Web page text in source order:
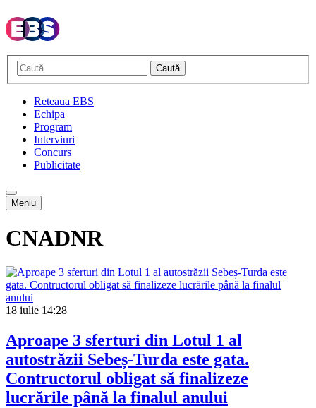
Caută
Reteaua EBS
Echipa
Program
Interviuri
Concurs
Publicitate
Meniu
CNADNR
18 iulie 14:28
Aproape 3 sferturi din Lotul 1 al
autostrăzii Sebeș-Turda este gata.
Contructorul obligat să finalizeze
lucrările până la finalul anului